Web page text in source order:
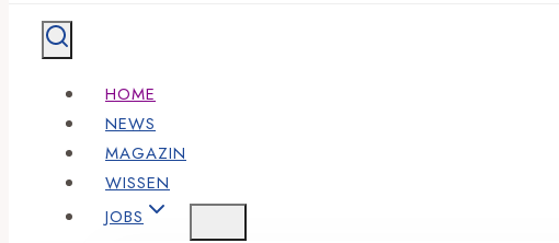
HOME
NEWS
MAGAZIN
WISSEN
JOBS